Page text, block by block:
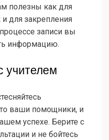
полезны как для
и для закрепления
записи вы
информацию.
учителем
ваши помощники, и
успехе. Берите с
и не бойтесь